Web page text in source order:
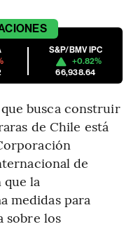
S&P/BMV IPC
+0.82%
66,938.64
busca construir
de Chile está
de
que la
medidas para
sobre los